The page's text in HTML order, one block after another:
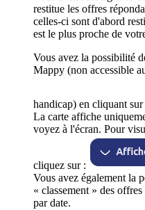
restitue les offres
celles-ci sont d'abord
est le plus proche de
Vous avez la possibilité
Mappy (non accessible
handicap) en cliquant sur
La carte affiche
voyez à l'écran. Pour
cliquez sur :
Vous avez également la
« classement » des
par date.